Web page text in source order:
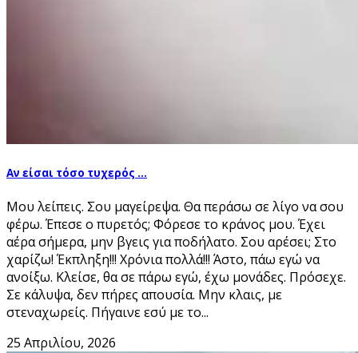
Αν είσαι τόσο τυχερός …
Μου λείπεις. Σου μαγείρεψα. Θα περάσω σε λίγο να σου
φέρω. Έπεσε ο πυρετός; Φόρεσε το κράνος μου. Έχει
αέρα σήμερα, μην βγεις για ποδήλατο. Σου αρέσει; Στο
χαρίζω! Έκπληξη!!! Χρόνια πολλά!!! Άστο, πάω εγώ να
ανοίξω. Κλείσε, θα σε πάρω εγώ, έχω μονάδες. Πρόσεχε.
Σε κάλυψα, δεν πήρες απουσία. Μην κλαις, με
στεναχωρείς. Πήγαινε εσύ με το...
25 Απριλίου, 2026